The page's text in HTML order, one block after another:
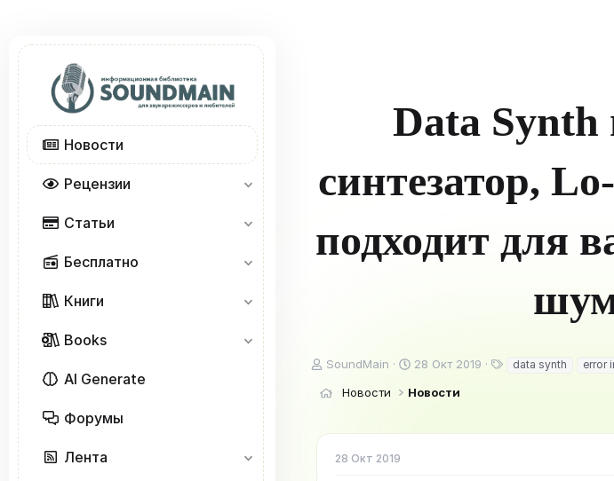
Новости
Рецензии
Статьи
Бесплатно
Книги
Books
AI Generate
Форумы
Лента
Data
синтезатор,
подходит для
А
т
SoundMain
Д
т
28 Окт 2019 data synth error
Новости Новости
28 Окт 2019